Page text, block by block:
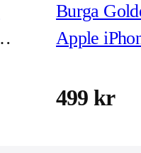
Burga
Apple
Skyddsskal
499 kr